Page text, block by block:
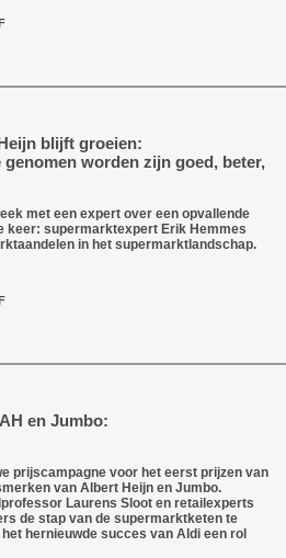
blijft groeien:
worden zijn goed, beter,
met een expert over een opvallende
keer: supermarktexpert Erik Hemmes
in het supermarktlandschap.
en Jumbo:
prijscampagne voor het eerst prijzen van
van Albert Heijn en Jumbo.
Laurens Sloot en retailexperts
de stap van de supermarktketen te
hernieuwde succes van Aldi een rol